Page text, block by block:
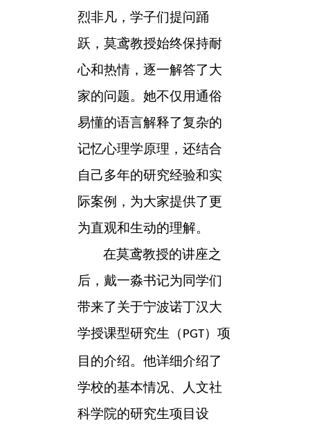
烈非凡，学子们提问踊
跃，莫鸢教授始终保持耐
心和热情，逐一解答了大
家的问题。她不仅用通俗
易懂的语言解释了复杂的
记忆心理学原理，还结合
自己多年的研究经验和实
际案例，为大家提供了更
为直观和生动的理解。
在莫鸢教授的讲座之
后，戴一淼书记为同学们
带来了关于宁波诺丁汉大
学授课型研究生（ PGT）项
目的介绍。他详细介绍了
学校的基本情况、人文社
科学院的研究生项目设